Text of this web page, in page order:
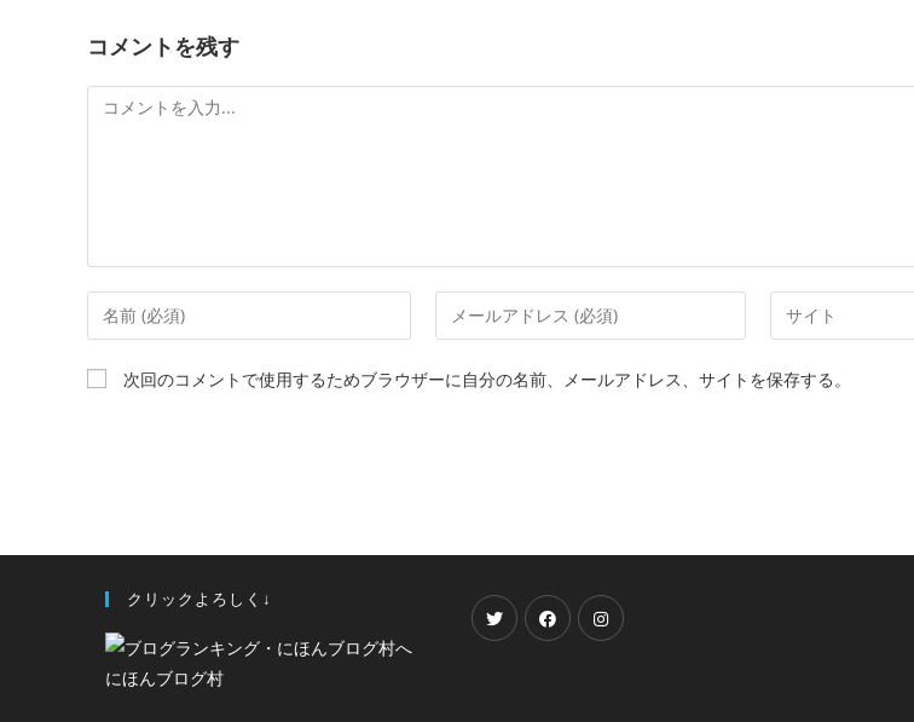
コメントを残す
次回のコメントで使用するためブラウザーに自分の名前、メールアドレス、サイトを保存する。
クリックよろしく↓
にほんブログ村